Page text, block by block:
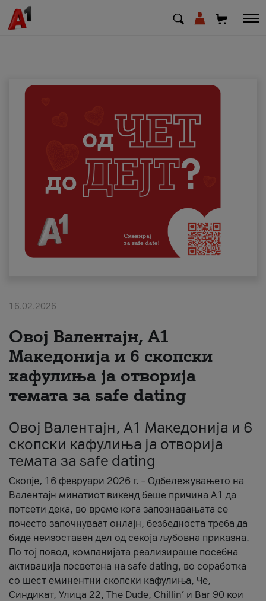
Деловни
Поддршка
Надополни кредит
Плати сметка
#ПодобарОнлајн
16.02.2026
Овој Валентајн, A1
Македонија и 6 скопски
кафулиња ја отворија
темата за safe dating
Овој Валентајн, A1 Македонија и 6
скопски кафулиња ја отворија
темата за safe dating
Скопје, 16 февруари 2026 г. – Одбележувањето на
Валентајн минатиот викенд беше причина А1 да
потсети дека, во време кога запознавањата се
почесто започнуваат онлајн, безбедноста треба да
биде неизоставен дел од секоја љубовна приказна.
По тој повод, компанијата реализираше посебна
активација посветена на safe dating, во соработка
со шест еминентни скопски кафулиња, Че,
Синдикат, Улица 22, The Dude, Chillin’ и Bar 90 кои